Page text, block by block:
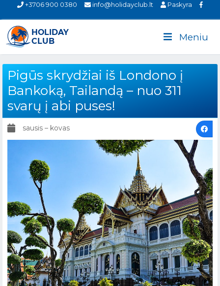
+3706 900 0380 info@holidayclub.lt Paskyra
Meniu
Pigūs skrydžiai iš Londono į
Bankoką, Tailandą – nuo 311
svarų į abi puses!
sausis – kovas